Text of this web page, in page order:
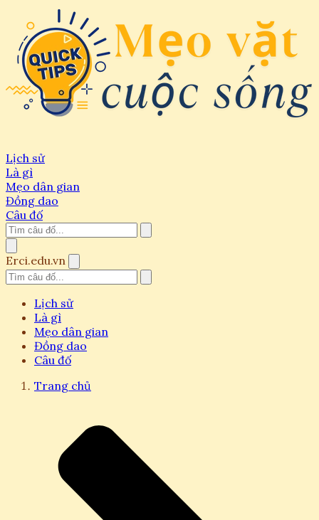
Lịch sử
Là gì
Mẹo dân gian
Đồng dao
Câu đố
Erci.edu.vn
Lịch sử
Là gì
Mẹo dân gian
Đồng dao
Câu đố
Trang chủ